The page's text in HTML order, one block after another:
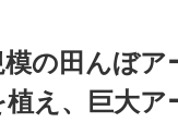
の田んぼア
え、巨大